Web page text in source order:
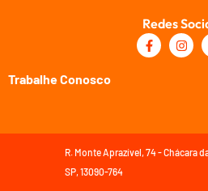
Redes
Trabalhe Conosco
R. Monte Aprazível, 74 - Chácara
SP, 13090-764